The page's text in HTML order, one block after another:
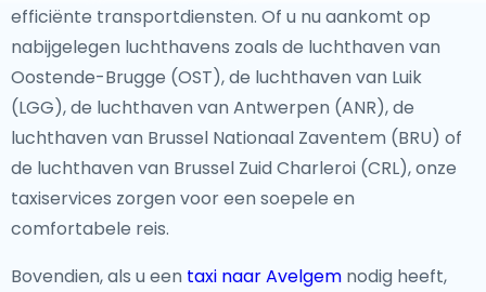
efficiënte transportdiensten. Of u nu aankomt op
nabijgelegen luchthavens zoals de luchthaven van
Oostende-Brugge (OST), de luchthaven van Luik
(LGG), de luchthaven van Antwerpen (ANR), de
luchthaven van Brussel Nationaal Zaventem (BRU) of
de luchthaven van Brussel Zuid Charleroi (CRL), onze
taxiservices zorgen voor een soepele en
comfortabele reis.
Bovendien, als u een taxi naar Avelgem nodig heeft,